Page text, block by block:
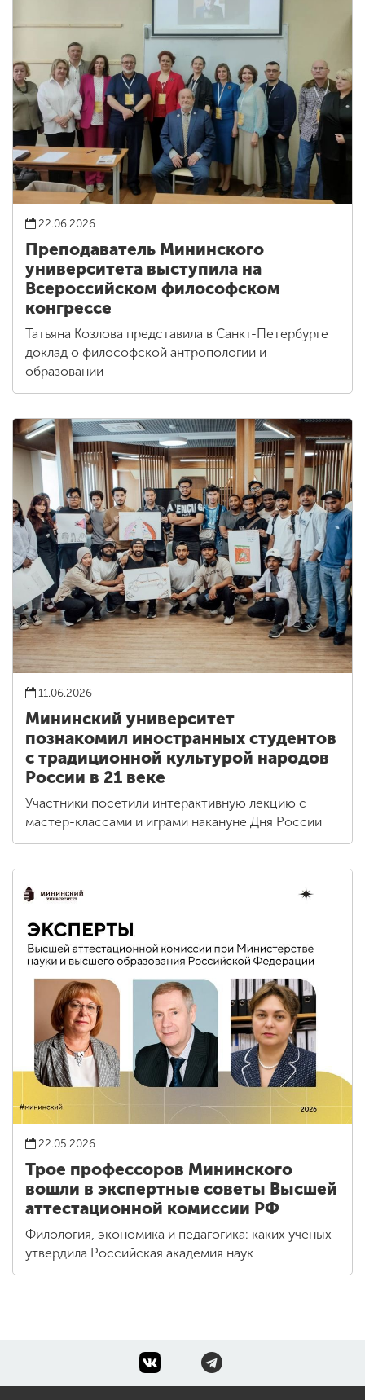
22.06.2026
Преподаватель Мининского
университета выступила на
Всероссийском философском
конгрессе
Татьяна Козлова представила в Санкт-Петербурге
доклад о философской антропологии и
образовании
11.06.2026
Мининский университет
познакомил иностранных студентов
с традиционной культурой народов
России в 21 веке
Участники посетили интерактивную лекцию с
мастер-классами и играми накануне Дня России
22.05.2026
Трое профессоров Мининского
вошли в экспертные советы Высшей
аттестационной комиссии РФ
Филология, экономика и педагогика: каких ученых
утвердила Российская академия наук